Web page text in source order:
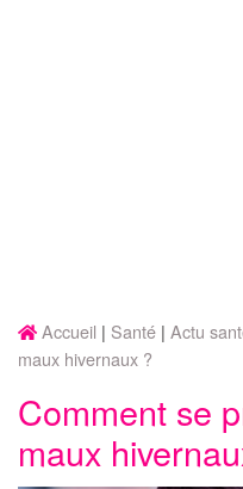
Accueil Santé Actu
maux hivernaux ?
Comment se
maux